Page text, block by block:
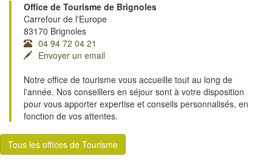
Office de Tourisme de Brignoles
Carrefour de l'Europe
83170 Brignoles
04 94 72 04 21
Envoyer un email
Notre office de tourisme vous accueille tout au long de
l'année. Nos conseillers en séjour sont à votre disposition
pour vous apporter expertise et conseils personnalisés, en
fonction de vos attentes.
Tous les offices de Tourisme